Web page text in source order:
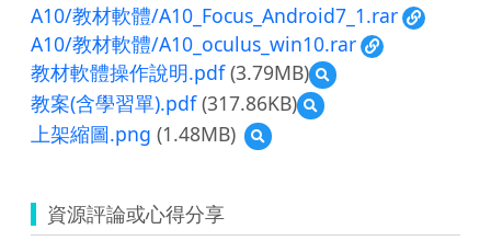
A10/教材軟體/A10_Focus_Android7_1.rar
A10/教材軟體/A10_oculus_win10.rar
教材軟體操作說明.pdf(3.79MB)
預
覽
說
教案(含學習單).pdf(317.86KB)
預
覽
上架縮圖.png (1.48MB)
預
覽
圖.png
資源評論或心得分享